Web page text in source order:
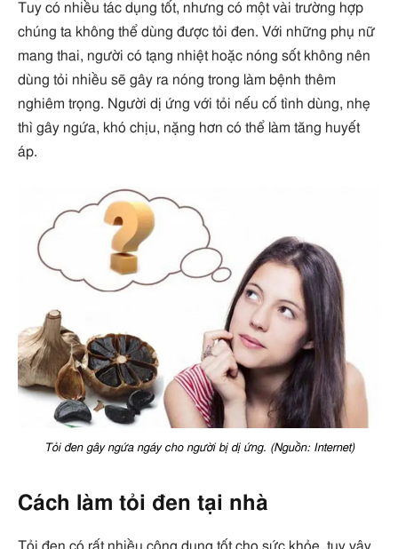
Tuy có nhiều tác dụng tốt, nhưng có một vài trường hợp
chúng ta không thể dùng được tỏi đen. Với những phụ nữ
mang thai, người có tạng nhiệt hoặc nóng sốt không nên
dùng tỏi nhiều sẽ gây ra nóng trong làm bệnh thêm
nghiêm trọng. Người dị ứng với tỏi nếu cố tình dùng, nhẹ
thì gây ngứa, khó chịu, nặng hơn có thể làm tăng huyết
áp.
Tỏi đen gây ngứa ngáy cho người bị dị ứng. (Nguồn: Internet)
Cách làm tỏi đen tại nhà